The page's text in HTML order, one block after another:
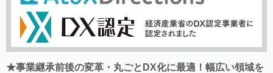
★事業継承前後の変革・丸ごとDX化に最適！幅広い領域を